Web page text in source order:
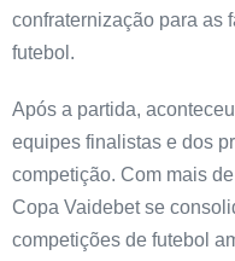
confraternização para as
futebol.
Após a partida,
equipes finalistas e dos
competição. Com mais
Copa Vaidebet se
competições de futebol